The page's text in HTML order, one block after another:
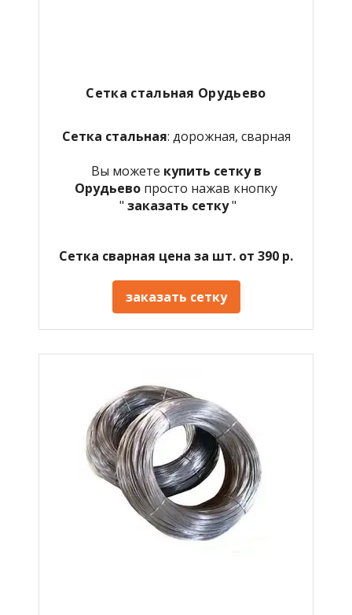
Сетка стальная Орудьево
Сетка стальная: дорожная, сварная
Вы можете купить сетку в
Орудьево просто нажав кнопку
" заказать сетку"
Сетка сварная цена за шт. от 390 р.
заказать сетку